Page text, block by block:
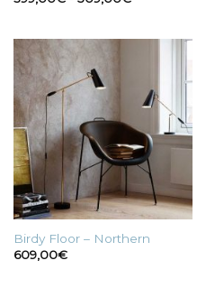
Birdy Floor – Northern
609,00€